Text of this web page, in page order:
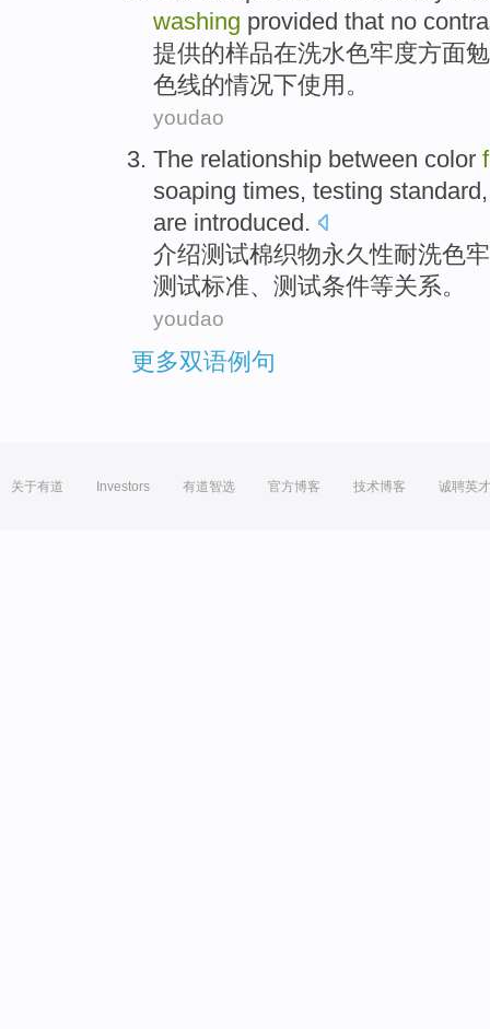
washing provided that no
提供的样品在洗水色牢度方面
色线的情况下使用。
youdao
The relationship between color
soaping times, testing standard
are introduced.
介绍测试棉织物永久性耐洗色
测试标准、测试条件等关系。
youdao
更多双语例句
关于有道 Investors 有道智选 官方博客 技术博客 诚聘英才